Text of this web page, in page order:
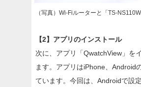
（写真）Wi-Fiルーターと「TS-NS110W
【2】アプリのインストール
次に、アプリ「QwatchView」を
ます。アプリはiPhone、Android
ています。今回は、Androidで設定